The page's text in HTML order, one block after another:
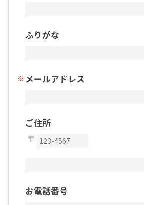
ふりがな
メールアドレス
ご住所
お電話番号